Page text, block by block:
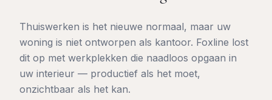
Thuiswerken is het nieuwe normaal, maar uw
woning is niet ontworpen als kantoor. Foxline lost
dit op met werkplekken die naadloos opgaan in
uw interieur — productief als het moet,
onzichtbaar als het kan.